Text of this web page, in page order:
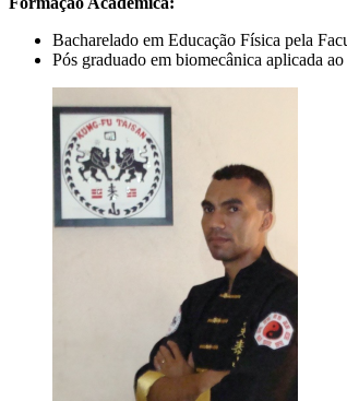
Bacharelado em Educação Física pela
Pós graduado em biomecânica aplicada